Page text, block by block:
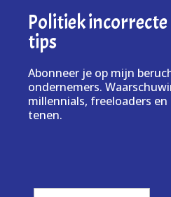
Politiek
tips
Abonneer je op mijn
ondernemers.
millennials, freeloaders
tenen.